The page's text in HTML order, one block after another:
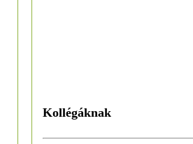
Kollégáknak